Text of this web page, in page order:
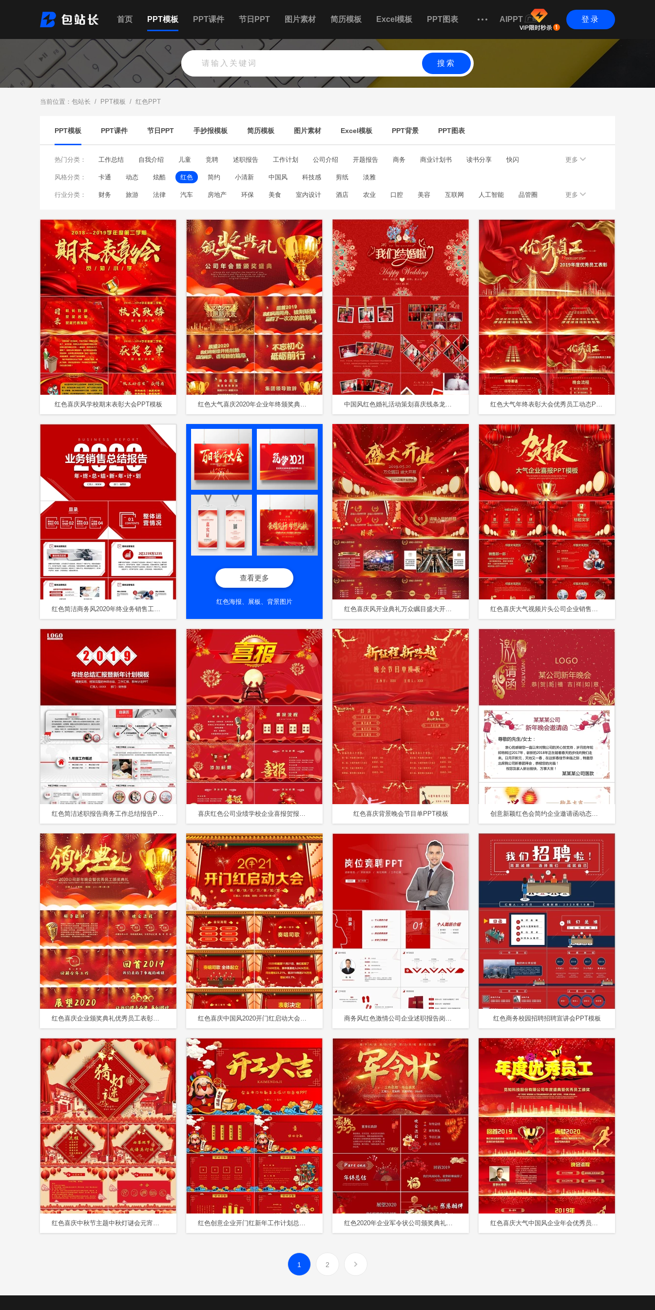
首页 PPT模板 PPT课件 节日PPT 图片素材 简历模板 Excel模板 PPT图表 AIPPT 登录
搜索
当前位置： 包站长 / PPT模板 / 红色PPT
PPT模板 PPT课件 节日PPT 手抄报模板 简历模板 图片素材 Excel模板 PPT背景 PPT图表
热门分类： 工作总结 自我介绍 儿童 竞聘 述职报告 工作计划 公司介绍 开题报告 商务 商业计划书 读书分享 快闪
个人简历 职业规划 企业文化 生日快乐 精美 竞选 论文答辩 其他模板
更多
风格分类： 卡通 动态 炫酷 红色 简约 小清新 中国风 科技感 剪纸 淡雅
行业分类： 财务 旅游 法律 汽车 房地产 环保 美食 室内设计 酒店 农业 口腔 美容 互联网 人工智能 品管圈 更多
红色喜庆风学校期末表彰大会PPT模板 红色大气喜庆2020年企业年终颁奖典礼PPT 中国风红色婚礼活动策划喜庆线条龙凤呈祥婚礼策划婚庆PPT模板 红色大气年终表彰大会优秀员工动态PPT模板
红色简洁商务风2020年终业务销售工作总结报告PPT
广告
查看更多
红色海报、展板、背景图片
红色喜庆风开业典礼万众瞩目盛大开业主题活动PPT
红色喜庆大气视频片头公司企业销售年终业绩喜报PPT
红色简洁述职报告商务工作总结报告PPT模板 喜庆红色公司业绩学校企业喜报贺报战报PPT模板 红色喜庆背景晚会节目单PPT模板 创意新颖红色会简约企业邀请函动态模板
红色喜庆企业颁奖典礼优秀员工表彰大会企业年会PPT模板 红色喜庆中国风2020开门红启动大会新年年会动态PPT模板 商务风红色激情公司企业述职报告岗位竞聘PPT模板 红色商务校园招聘招聘宣讲会PPT模板
红色喜庆中秋节主题中秋灯谜会元宵节猜灯谜PPT模板 红色创意企业开门红新年工作计划总结PPT模板 红色2020年企业军令状公司颁奖典礼年会PPT模板 红色喜庆大气中国风企业年会优秀员工表彰大会颁奖典礼PPT模板
1 2